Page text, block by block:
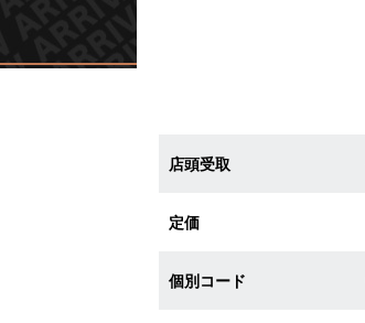
店頭受取
定価
個別コード